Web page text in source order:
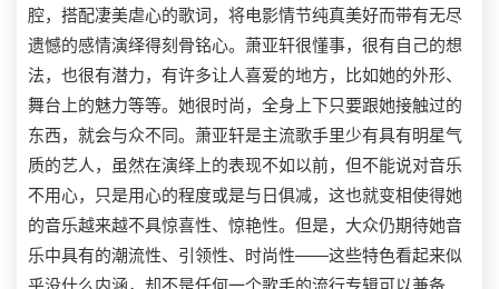
腔，搭配凄美虐心的歌词，将电影情节纯真美好而带有无尽
遗憾的感情演绎得刻骨铭心。萧亚轩很懂事，很有自己的想
法，也很有潜力，有许多让人喜爱的地方，比如她的外形、
舞台上的魅力等等。她很时尚，全身上下只要跟她接触过的
东西，就会与众不同。萧亚轩是主流歌手里少有具有明星气
质的艺人，虽然在演绎上的表现不如以前，但不能说对音乐
不用心，只是用心的程度或是与日俱减，这也就变相使得她
的音乐越来越不具惊喜性、惊艳性。但是，大众仍期待她音
乐中具有的潮流性、引领性、时尚性——这些特色看起来似
乎没什么内涵，却不是任何一个歌手的流行专辑可以兼备